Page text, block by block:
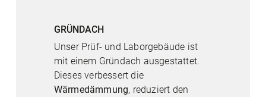
GRÜNDACH
Unser Prüf- und Laborgebäude ist
mit einem Gründach ausgestattet.
Dieses verbessert die
Wärmedämmung, reduziert den